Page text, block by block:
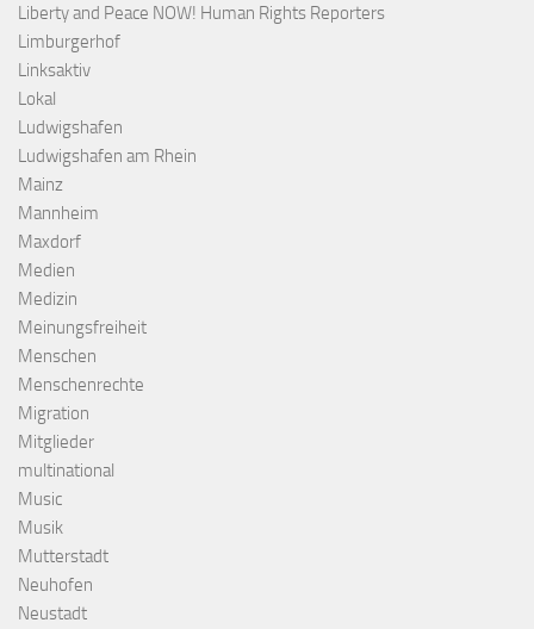
Liberty and Peace NOW! Human Rights Reporters
Limburgerhof
Linksaktiv
Lokal
Ludwigshafen
Ludwigshafen am Rhein
Mainz
Mannheim
Maxdorf
Medien
Medizin
Meinungsfreiheit
Menschen
Menschenrechte
Migration
Mitglieder
multinational
Music
Musik
Mutterstadt
Neuhofen
Neustadt